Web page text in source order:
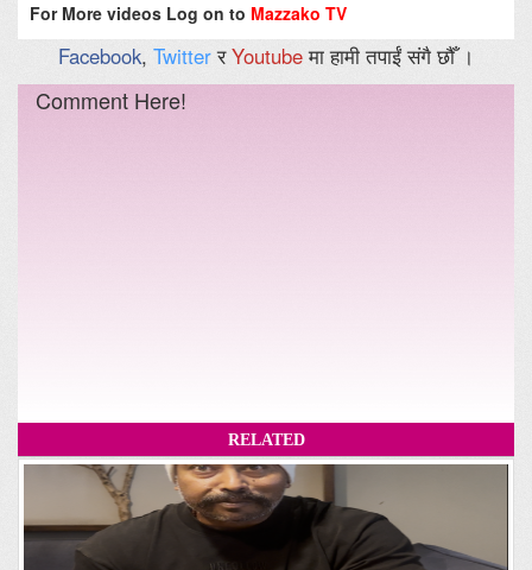
For More videos Log on to Mazzako TV
Facebook, TwitterरYoutubeमा हामी तपाईं संगै छौँ ।
Comment Here!
RELATED